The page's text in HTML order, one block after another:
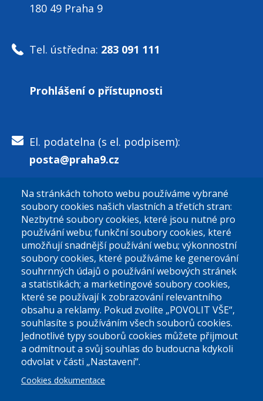
180 49 Praha 9
Tel. ústředna: 283 091 111
Prohlášení o přístupnosti
El. podatelna (s el. podpisem):
posta@praha9.cz
El. podatelna (bez el. podpisu):
podatelna@praha9.cz
Úřední dny:
Po a St: 08.00-12.00; 13.00-18.00
Úřední hodiny
Na stránkách tohoto webu používáme vybrané
soubory cookies našich vlastních a třetích stran:
Nezbytné soubory cookies, které jsou nutné pro
používání webu; funkční soubory cookies, které
umožňují snadnější používání webu; výkonnostní
soubory cookies, které používáme ke generování
souhrnných údajů o používání webových stránek
a statistikách; a marketingové soubory cookies,
které se používají k zobrazování relevantního
obsahu a reklamy. Pokud zvolíte „POVOLIT VŠE“,
souhlasíte s používáním všech souborů cookies.
Jednotlivé typy souborů cookies můžete přijmout
a odmítnout a svůj souhlas do budoucna kdykoli
odvolat v části „Nastavení“.
Cookies dokumentace